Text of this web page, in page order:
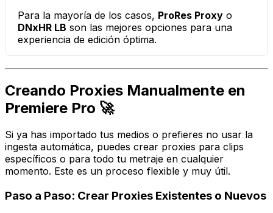
Para la mayoría de los casos, ProRes Proxy o
DNxHR LB son las mejores opciones para una
experiencia de edición óptima.
Creando Proxies Manualmente en
Premiere Pro 🚀
Si ya has importado tus medios o prefieres no usar la
ingesta automática, puedes crear proxies para clips
específicos o para todo tu metraje en cualquier
momento. Este es un proceso flexible y muy útil.
Paso a Paso: Crear Proxies Existentes o Nuevos